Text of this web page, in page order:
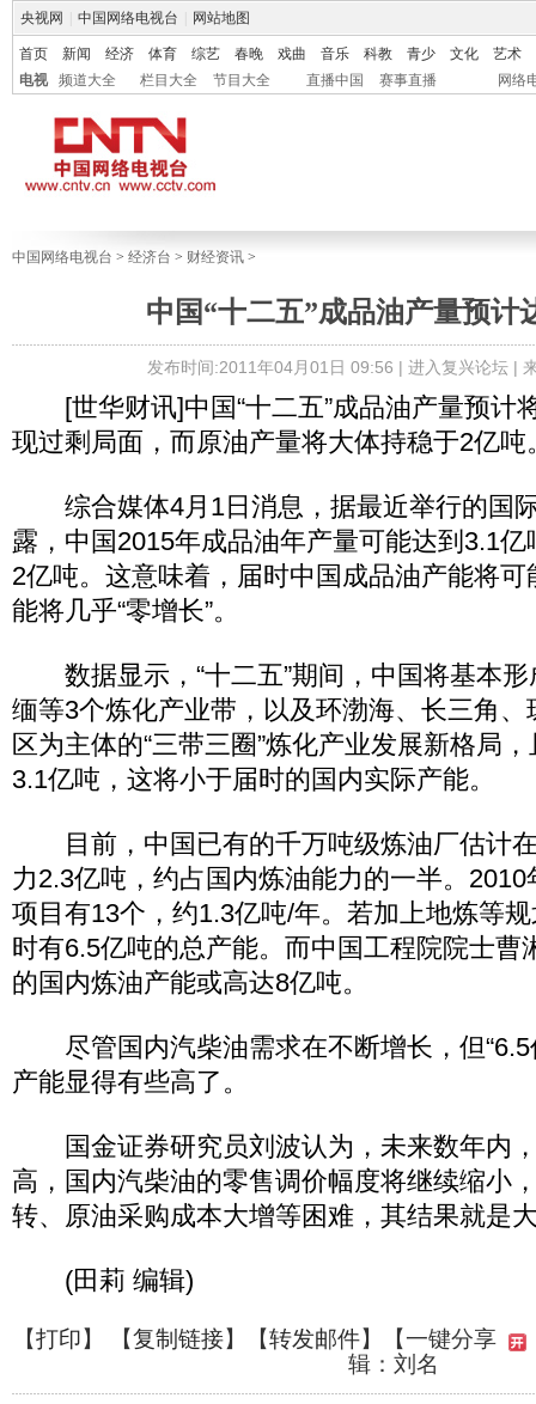
央视网 中国网络电视台 网站地图
首页 新闻 经济 体育 综艺 春晚 戏曲 音乐 科教 青少 文化
艺术
电视
频道大全 栏目大全 节目大全 直播中国 赛事直播 网络
中国网络电视台 > 经济台 > 财经资讯 >
中国“十二五”成品油产量预计
发布时间:2011年04月01日 09:56 | 进入复兴论坛|
[世华财讯]中国“十二五”成品油产量预计
现过剩局面，而原油产量将大体持稳于2亿吨
综合媒体4月1日消息，据最近举行的国
露，中国2015年成品油年产量可能达到3.1
2亿吨。这意味着，届时中国成品油产能将
能将几乎“零增长”。
数据显示，“十二五”期间，中国将基本形
缅等3个炼化产业带，以及环渤海、长三角
区为主体的“三带三圈”炼化产业发展新格局
3.1亿吨，这将小于届时的国内实际产能。
目前，中国已有的千万吨级炼油厂估计
力2.3亿吨，约占国内炼油能力的一半。
项目有13个，约1.3亿吨/年。若加上地炼等
时有6.5亿吨的总产能。而中国工程院院士曹
的国内炼油产能或高达8亿吨。
尽管国内汽柴油需求在不断增长，但“6.5
产能显得有些高了。
国金证券研究员刘波认为，未来数年内
高，国内汽柴油的零售调价幅度将继续缩小
转、原油采购成本大增等困难，其结果就是
(田莉 编辑)
【打印】 【复制链接】【转发邮件】
【一键分享
辑：刘名